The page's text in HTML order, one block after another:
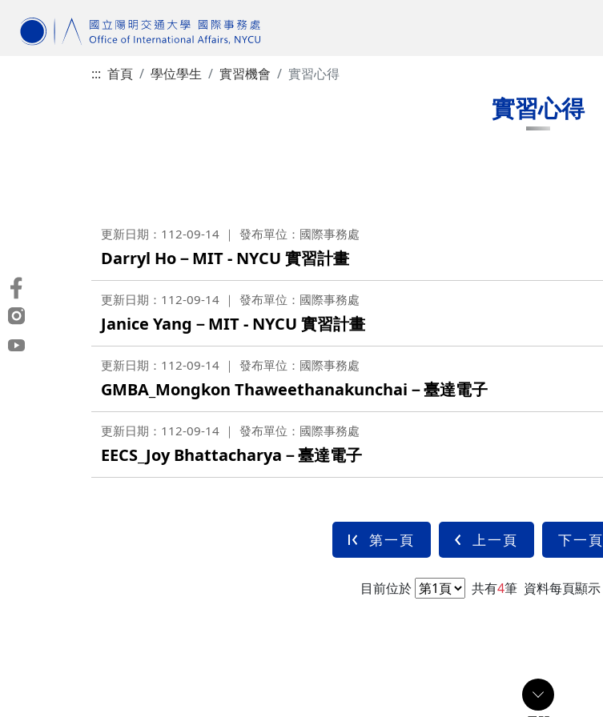
::: 首頁 學位學生 實習機會 實習心得
實習心得
更新日期：112-09-14 發布單位：國際事務處
Darryl Ho－MIT - NYCU 實習計畫
更新日期：112-09-14 發布單位：國際事務處
Janice Yang－MIT - NYCU 實習計畫
更新日期：112-09-14 發布單位：國際事務處
GMBA_Mongkon Thaweethanakunchai－臺達電子
更新日期：112-09-14 發布單位：國際事務處
EECS_Joy Bhattacharya－臺達電子
第一頁 上一頁 下一頁
目前位於 共有4筆 資料每頁顯示